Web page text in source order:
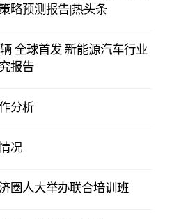
略预测报告|热头条
全球首发 新能源汽车行业
报告
分析
况
圈人大举办联合培训班